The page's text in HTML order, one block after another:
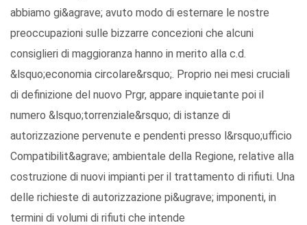
abbiamo gi&agrave; avuto modo di esternare le nostre
preoccupazioni sulle bizzarre concezioni che alcuni
consiglieri di maggioranza hanno in merito alla c.d.
&lsquo;economia circolare&rsquo;. Proprio nei mesi cruciali
di definizione del nuovo Prgr, appare inquietante poi il
numero &lsquo;torrenziale&rsquo; di istanze di
autorizzazione pervenute e pendenti presso l&rsquo;ufficio
Compatibilit&agrave; ambientale della Regione, relative alla
costruzione di nuovi impianti per il trattamento di rifiuti. Una
delle richieste di autorizzazione pi&ugrave; imponenti, in
termini di volumi di rifiuti che intende